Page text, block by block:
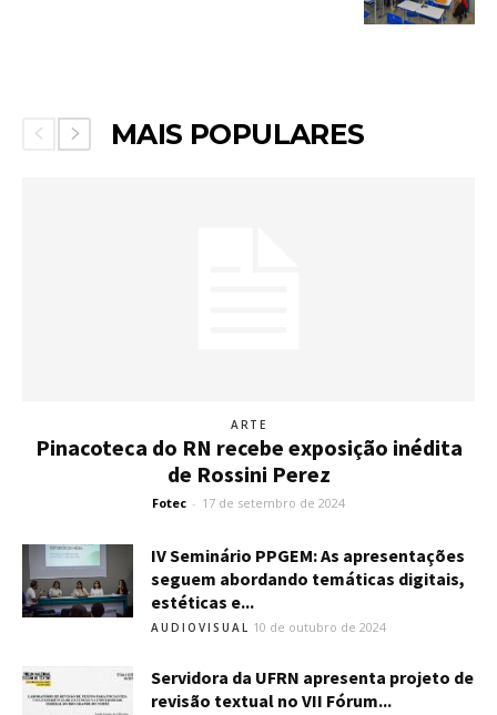
MAIS POPULARES
ARTE
Pinacoteca do RN recebe exposição inédita
de Rossini Perez
Fotec - 17 de setembro de 2024
IV Seminário PPGEM: As apresentações
seguem abordando temáticas digitais,
estéticas e...
AUDIOVISUAL 10 de outubro de 2024
Servidora da UFRN apresenta projeto de
revisão textual no VII Fórum...